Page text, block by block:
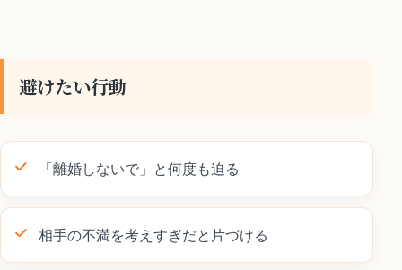
避けたい行動
「離婚しないで」と何度も迫る
相手の不満を考えすぎだと片づける